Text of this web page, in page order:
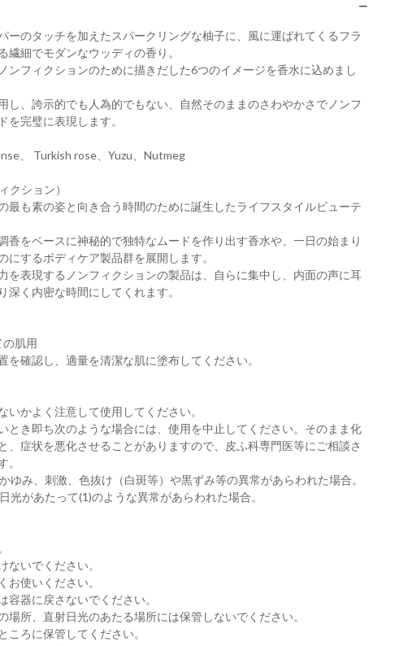
ーのタッチを加えたスパークリングな柚子に、風に運ばれてくるフラ
繊細でモダンなウッディの香り。
ンフィクションのために描きだした6つのイメージを香水に込めまし
し、誇示的でも人為的でもない、自然そのままのさわやかさでノンフ
を完璧に表現します。
、 Turkish rose、Yuzu、Nutmeg
クション）
最も素の姿と向き合う時間のために誕生したライフスタイルビューテ
香をベースに神秘的で独特なムードを作り出す香水や、一日の始まり
にするボディケア製品群を展開します。
を表現するノンフィクションの製品は、自らに集中し、内面の声に耳
深く内密な時間にしてくれます。
の肌用
を確認し、適量を清潔な肌に塗布してください。
いかよく注意して使用してください。
とき即ち次のような場合には、使用を中止してください。そのまま化
、症状を悪化させることがありますので、皮ふ科専門医等にご相談さ
。
ゆみ、刺激、色抜け（白斑等）や黒ずみ等の異常があらわれた場合。
光があたって(1)のような異常があらわれた場合。
ないでください。
お使いください。
容器に戻さないでください。
場所、直射日光のあたる場所には保管しないでください。
ころに保管してください。